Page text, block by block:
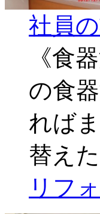
社員
《食
の食
れば
替え
リフ